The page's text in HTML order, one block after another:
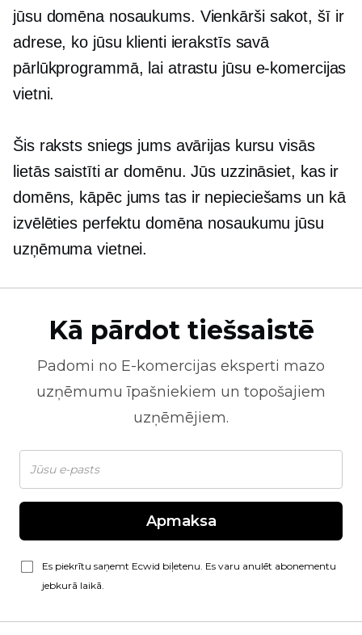
jūsu domēna nosaukums. Vienkārši sakot, šī ir
adrese, ko jūsu klienti ierakstīs savā
pārlūkprogrammā, lai atrastu jūsu e-komercijas
vietni.
Šis raksts sniegs jums avārijas kursu visās
lietāssaistīti ar domēnu. Jūs uzzināsiet, kas ir
domēns, kāpēc jums tas ir nepieciešams un kā
izvēlēties perfektu domēna nosaukumu jūsu
uzņēmuma vietnei.
Kā pārdot tiešsaistē
Padomi no E-komercijas eksperti mazo
uzņēmumu īpašniekiem un topošajiem
uzņēmējiem.
Apmaksa
Es piekrītu saņemt Ecwid biļetenu. Es varu anulēt abonementu
jebkurā laikā.